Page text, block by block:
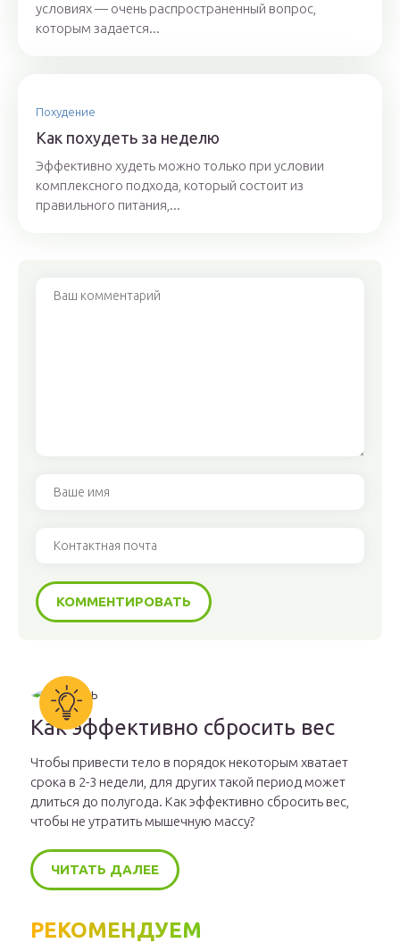
условиях — очень распространенный вопрос,
которым задается...
Похудение
Как похудеть за неделю
Эффективно худеть можно только при условии
комплексного подхода, который состоит из
правильного питания,...
Как эффективно сбросить вес
Чтобы привести тело в порядок некоторым хватает
срока в 2-3 недели, для других такой период может
длиться до полугода. Как эффективно сбросить вес,
чтобы не утратить мышечную массу?
ЧИТАТЬ ДАЛЕЕ
РЕКОМЕНДУЕМ